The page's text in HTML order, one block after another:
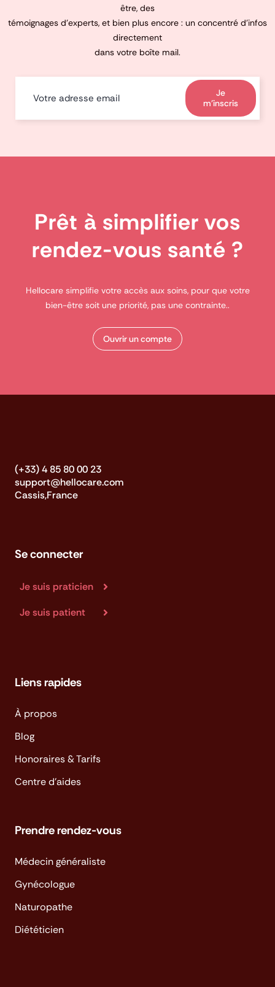
être, des
témoignages d’experts, et bien plus encore : un concentré d’infos
directement
dans votre boîte mail.
Je
m'inscris
Prêt à simplifier vos
rendez-vous santé ?
Hellocare simplifie votre accès aux soins, pour que votre
bien-être soit une priorité, pas une contrainte..
Ouvrir un compte
(+33) 4 85 80 00 23
support@hellocare.com
Cassis,France
Se connecter
Je suis praticien
Je suis patient
Liens rapides
À propos
Blog
Honoraires & Tarifs
Centre d'aides
Prendre rendez-vous
Médecin généraliste
Gynécologue
Naturopathe
Diététicien